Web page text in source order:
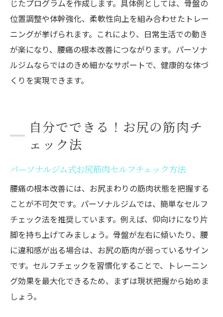
じたプログラムを作成します。具体例としては、骨盤の
位置調整や体幹強化、柔軟性向上を組み合わせたトレー
ニングが挙げられます。これにより、日常生活での動き
が楽になり、腰痛の根本改善につながります。パーソナ
ルジムならではのきめ細かなサポートで、健康的な体づ
くりを実現できます。
自分でできる！お尻の筋肉チ
ェック法
パーソナルジム式お尻筋肉セルフチェック方法
腰痛の根本改善には、お尻まわりの筋肉状態を把握する
ことが不可欠です。パーソナルジムでは、簡単なセルフ
チェック法を推奨しています。例えば、仰向けになり片
脚を持ち上げてみましょう。骨盤が左右に傾いたり、腰
に違和感が出る場合は、お尻の筋肉が弱っているサイン
です。セルフチェックを習慣化することで、トレーニン
グ効果を最大化できるため、まずは現状把握から始めま
しょう。